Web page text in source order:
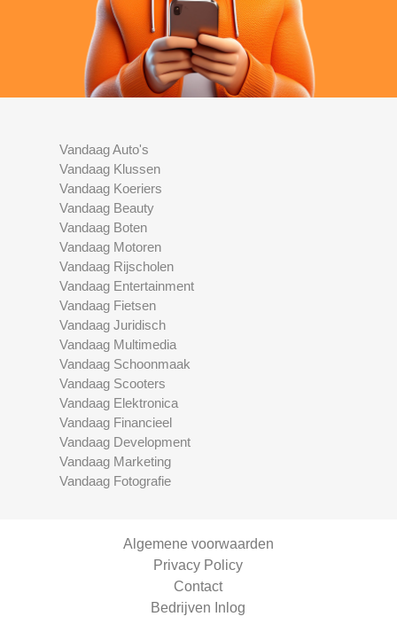
Vandaag Auto's
Vandaag Klussen
Vandaag Koeriers
Vandaag Beauty
Vandaag Boten
Vandaag Motoren
Vandaag Rijscholen
Vandaag Entertainment
Vandaag Fietsen
Vandaag Juridisch
Vandaag Multimedia
Vandaag Schoonmaak
Vandaag Scooters
Vandaag Elektronica
Vandaag Financieel
Vandaag Development
Vandaag Marketing
Vandaag Fotografie
Algemene voorwaarden
Privacy Policy
Contact
Bedrijven Inlog